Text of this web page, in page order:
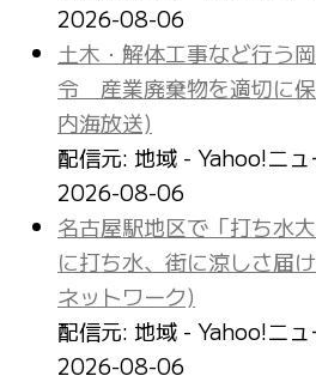
2026-08-06
土木・解体工事など行う
令 産業廃棄物を適切に
内海放送)
配信元: 地域 - Yahoo!ニュ
2026-08-06
名古屋駅地区で「打ち水
に打ち水、街に涼しさ届
ネットワーク)
配信元: 地域 - Yahoo!ニュ
2026-08-06